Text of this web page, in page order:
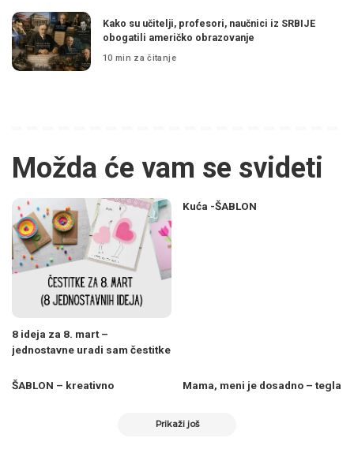
Kako su učitelji, profesori, naučnici iz SRBIJE
obogatili američko obrazovanje
10 min za čitanje
Možda će vam se svideti
8 ideja za 8. mart –
jednostavne uradi sam čestitke
Kuća -ŠABLON
ŠABLON – kreativno Mama, meni je dosadno – tegla
Prikaži još